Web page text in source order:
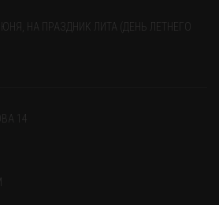
НА ПРАЗДНИК ЛИТА (ДЕНЬ ЛЕТНЕГО
14